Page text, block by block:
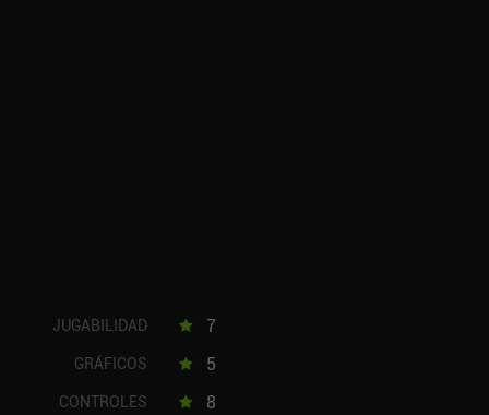
JUGABILIDAD 7
GRÁFICOS 5
CONTROLES 8